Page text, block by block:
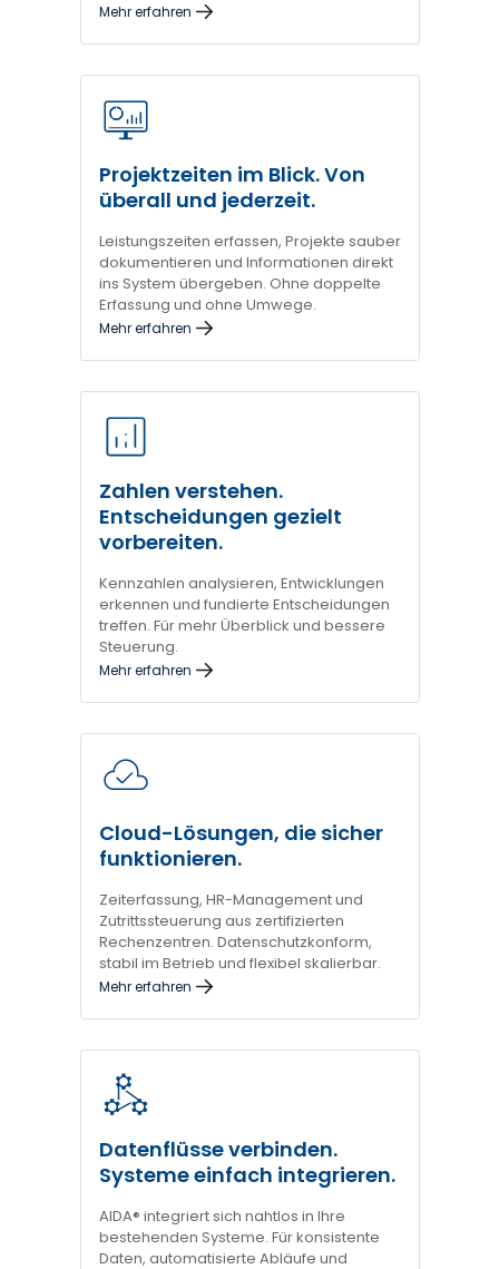
Mehr erfahren
Projektzeiten im Blick. Von
überall und jederzeit.
Leistungszeiten erfassen, Projekte sauber
dokumentieren und Informationen direkt
ins System übergeben. Ohne doppelte
Erfassung und ohne Umwege.
Mehr erfahren
Zahlen verstehen.
Entscheidungen gezielt
vorbereiten.
Kennzahlen analysieren, Entwicklungen
erkennen und fundierte Entscheidungen
treffen. Für mehr Überblick und bessere
Steuerung.
Mehr erfahren
Cloud-Lösungen, die sicher
funktionieren.
Zeiterfassung, HR-Management und
Zutrittssteuerung aus zertifizierten
Rechenzentren. Datenschutzkonform,
stabil im Betrieb und flexibel skalierbar.
Mehr erfahren
Datenflüsse verbinden.
Systeme einfach integrieren.
AIDA® integriert sich nahtlos in Ihre
bestehenden Systeme. Für konsistente
Daten, automatisierte Abläufe und